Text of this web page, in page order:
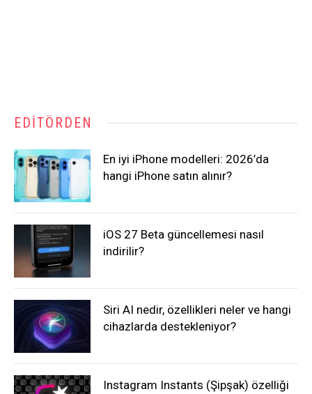
EDITÖRDEN
En iyi iPhone modelleri: 2026’da
hangi iPhone satın alınır?
iOS 27 Beta güncellemesi nasıl
indirilir?
Siri AI nedir, özellikleri neler ve hangi
cihazlarda destekleniyor?
Instagram Instants (Şipşak) özelliği